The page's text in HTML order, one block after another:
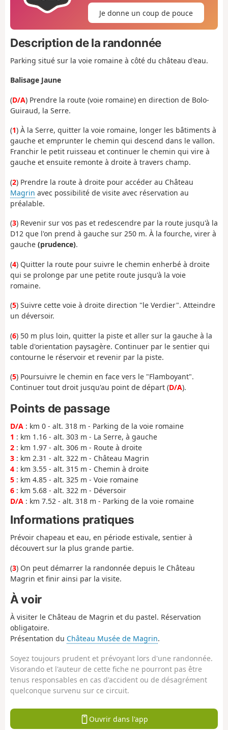
Je donne un coup de pouce
Description de la randonnée
Parking situé sur la voie romaine à côté du château d'eau.
Balisage Jaune
(D/A) Prendre la route (voie romaine) en direction de Bolo-
Guiraud, la Serre.
(1) À la Serre, quitter la voie romaine, longer les bâtiments à
gauche et emprunter le chemin qui descend dans le vallon.
Franchir le petit ruisseau et continuer le chemin qui vire à
gauche et ensuite remonte à droite à travers champ.
(2) Prendre la route à droite pour accéder au Château
Magrin avec possibilité de visite avec réservation au
préalable.
(3) Revenir sur vos pas et redescendre par la route jusqu'à la
D12 que l'on prend à gauche sur 250 m. À la fourche, virer à
gauche (prudence).
(4) Quitter la route pour suivre le chemin enherbé à droite
qui se prolonge par une petite route jusqu'à la voie
romaine.
(5) Suivre cette voie à droite direction "le Verdier". Atteindre
un déversoir.
(6) 50 m plus loin, quitter la piste et aller sur la gauche à la
table d'orientation paysagère. Continuer par le sentier qui
contourne le réservoir et revenir par la piste.
(5) Poursuivre le chemin en face vers le "Flamboyant".
Continuer tout droit jusqu'au point de départ (D/A).
Points de passage
D/A : km 0 - alt. 318 m - Parking de la voie romaine
1 : km 1.16 - alt. 303 m - La Serre, à gauche
2 : km 1.97 - alt. 306 m - Route à droite
3 : km 2.31 - alt. 322 m - Château Magrin
4 : km 3.55 - alt. 315 m - Chemin à droite
5 : km 4.85 - alt. 325 m - Voie romaine
6 : km 5.68 - alt. 322 m - Déversoir
D/A : km 7.52 - alt. 318 m - Parking de la voie romaine
Informations pratiques
Prévoir chapeau et eau, en période estivale, sentier à
découvert sur la plus grande partie.
(3) On peut démarrer la randonnée depuis le Château
Magrin et finir ainsi par la visite.
À voir
À visiter le Château de Magrin et du pastel. Réservation
obligatoire.
Présentation du Château Musée de Magrin.
Soyez toujours prudent et prévoyant lors d'une randonnée.
Visorando et l'auteur de cette fiche ne pourront pas être
tenus responsables en cas d'accident ou de désagrément
quelconque survenu sur ce circuit.
Ouvrir dans l'app